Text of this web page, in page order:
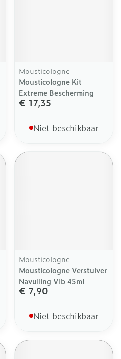
Mousticologne
Mousticologne Kit
Extreme Bescherming
€ 17,35
Niet beschikbaar
Mousticologne
Mousticologne Verstuiver
Navulling Vlb 45ml
€ 7,90
Niet beschikbaar